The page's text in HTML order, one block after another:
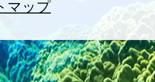
マップ